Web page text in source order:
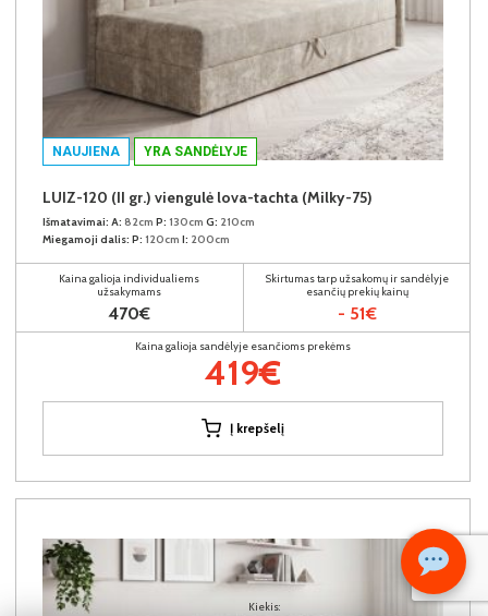
Kiekis:
NAUJIENA YRA SANDĖLYJE
LUIZ-120 (II gr.) viengulė lova-tachta (Milky-75)
Išmatavimai: A: 82cm P: 130cm G: 210cm
Miegamoji dalis: P: 120cm I: 200cm
Kaina galioja individualiems
užsakymams
470€
Skirtumas tarp užsakomų ir sandėlyje
esančių prekių kainų
- 51€
Kaina galioja sandėlyje esančioms prekėms
419€
Į krepšelį